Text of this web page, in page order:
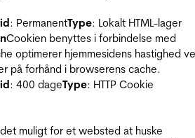
: PermanentType: Lokalt HTML-lager
Cookien benyttes i forbindelse med
optimerer hjemmesidens hastighed
på forhånd i browserens cache.
: 400 dageType: HTTP Cookie
muligt for et websted at huske